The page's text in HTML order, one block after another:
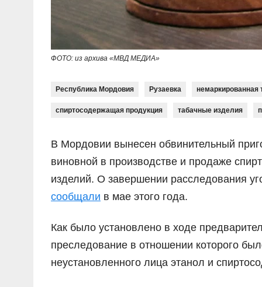
ФОТО: из архива «МВД МЕДИА»
Республика Мордовия Рузаевка немаркированная
спиртосодержащая продукция табачные изделия
В Мордовии вынесен обвинительный
виновной в производстве и продаже
изделий. О завершении расследования
сообщали в мае этого года.
Как было установлено в ходе
преследование в отношении которого
неустановленного лица этанол и